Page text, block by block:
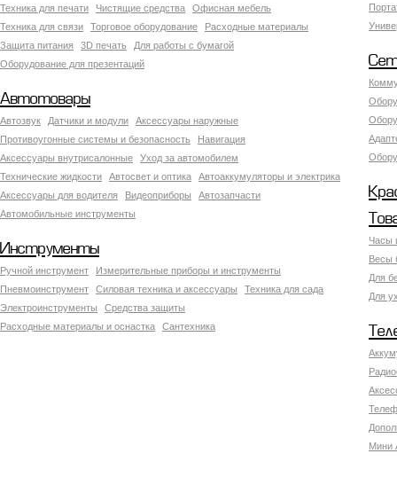
Техника для печати Чистящие средства
Офисная мебель
Техника для связи
Торговое оборудование
Расходные материалы
Защита питания
3D печать
Для работы с бумагой
Оборудование для презентаций
Автотовары
Автозвук Датчики и модули
Аксессуары наружные
Противоугонные системы и безопасность
Навигация
Аксесcуары внутрисалонные
Уход за автомобилем
Технические жидкости
Автосвет и оптика
Автоаккумуляторы и электрика
Аксессуары для водителя
Видеоприборы
Автозапчасти
Автомобильные инструменты
Часы
Весы
Для
Для
Инструменты
Ручной инструмент
Измерительные приборы и инструменты
Пневмоинструмент
Силовая техника и аксессуары
Техника для сада
Электроинструменты
Средства защиты
Расходные материалы и оснастка
Сантехника
Мини